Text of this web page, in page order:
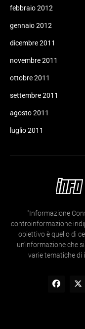
febbraio 2012
gennaio 2012
dicembre 2011
novembre 2011
ottobre 2011
settembre 2011
agosto 2011
luglio 2011
"Informazione
controinformazione
obiettivo è quello di
un'informazione che
varie tematiche di